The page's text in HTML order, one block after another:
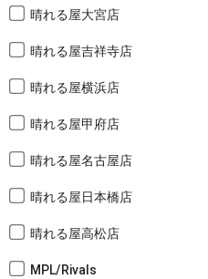
晴れる屋大宮店
晴れる屋吉祥寺店
晴れる屋横浜店
晴れる屋甲府店
晴れる屋名古屋店
晴れる屋日本橋店
晴れる屋高松店
MPL/Rivals